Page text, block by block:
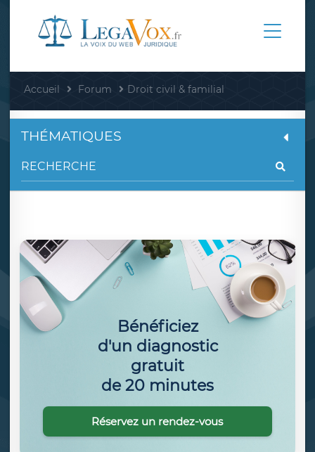
Accueil Forum Droit civil & familial
THÉMATIQUES
Bénéficiez
d'un diagnostic
gratuit
de 20 minutes
Réservez un rendez-vous